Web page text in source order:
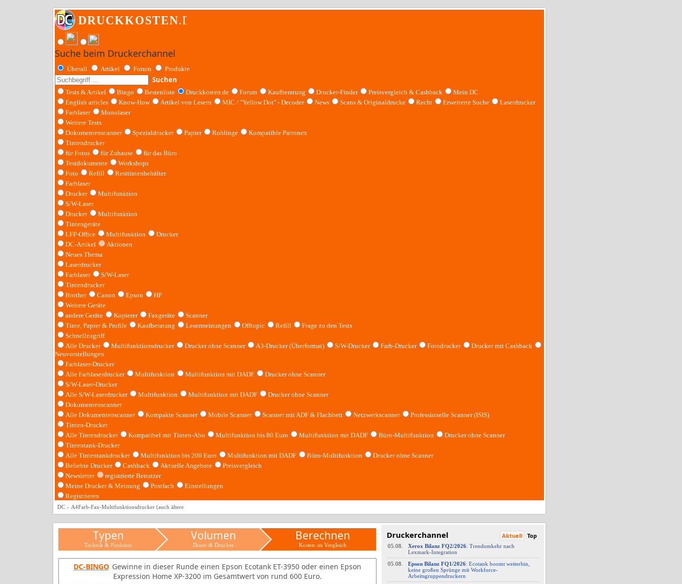
Suche beim Druckerchannel
Überall Artikel Forum Produkte
Suchen
Tests & Artikel Bingo Bestenliste Druckkosten.de Forum Kaufberatung Drucker-Finder Preisvergleich & Cashback
Mein DC
English articles
Know-How Artikel von Lesern MIC / "Yellow Dot" - Decoder News Scans & Originaldrucke Recht Erweiterte Suche
Laserdrucker
Farblaser
Monolaser
Weitere Tests
Dokumentenscanner
Spezialdrucker Papier Rohlinge
Kompatible Patronen
Tintendrucker
für Fotos
für Zuhause
für das Büro
Testdokumente
Workshops
Foto
Refill
Resttintenbehälter
Farblaser
Drucker
Multifunktion
S/W-Laser
Drucker
Multifunktion
Tintengeräte
LFP-Office
Multifunktion
Drucker
DC-Artikel
Aktionen
Neues Thema
Laserdrucker
Farblaser
S/W-Laser
Tintendrucker
Brother
Canon Epson
HP
Weitere Geräte
andere Geräte
Kopierer Faxgeräte
Scanner
Tinte, Papier & Profile
Kaufberatung Lesermeinungen Offtopic Refill
Frage zu den Tests
Schnellzugriff
Alle Drucker
Multifunktionsdrucker Drucker ohne Scanner A3-Drucker (Überformat) S/W-Drucker Farb-Drucker Fotodrucker
Drucker mit Cashback
Neuvorstellungen
Farblaser-Drucker
Alle Farblaserdrucker
Multifunktion Multifunktion mit DADF
Drucker ohne Scanner
S/W-Laser-Drucker
Alle S/W-Laserdrucker
Multifunktion Multifunktion mit DADF
Drucker ohne Scanner
Dokumentenscanner
Alle Dokumentenscanner
Kompakte Scanner Mobile Scanner Scanner mit ADF & Flachbett Netzwerkscanner
Professionelle Scanner (ISIS)
Tinten-Drucker
Alle Tintendrucker
Kompatibel mit Tinten-Abo Multifunktion bis 80 Euro Multifunktion mit DADF Büro-Multifunktion
Drucker ohne Scanner
Tintentank-Drucker
Alle Tintentankdrucker
Multifunktion bis 200 Euro Multifunktion mit DADF Büro-Multifunktion
Drucker ohne Scanner
Beliebte Drucker
Cashback Aktuelle Angebote
Preisvergleich
Newsletter
registrierte Benutzer
Meine Drucker & Meinung
Postfach
Einstellungen
Registrieren
DC A4Farb-Fax-Multifunktionsdrucker (auch ältere
Typen
Technik & Funktion
Volumen
Dauer & Drucker
Berechnen
Kosten im Vergleich
DC-BINGO Gewinne in dieser Runde einen Epson Ecotank ET-3950 oder einen Epson
Expression Home XP-3200 im Gesamtwert von rund 600 Euro.
Druckerchannel Aktuell Top
05.08. Xerox Bilanz FQ2/2026: Trendumkehr nach
Lexmark-​Integration
05.08.
Epson Bilanz FQ1/2026: Ecotank boomt weiterhin,
keine großen Sprünge mit Workforce-​
Arbeitsgruppendruckern